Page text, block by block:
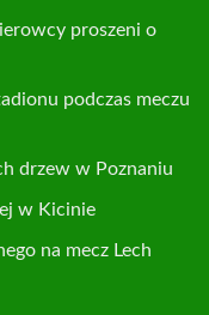
proszeni o
podczas meczu
drzew w Poznaniu
w Kicinie
na mecz Lech